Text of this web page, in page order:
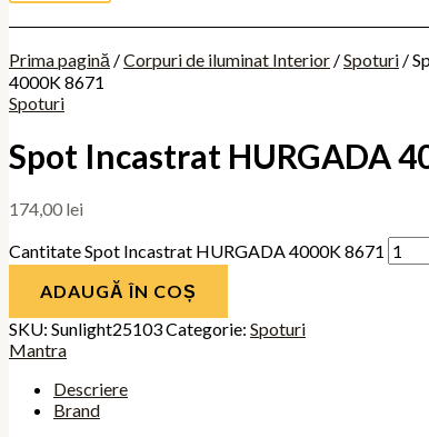
Prima pagină /Corpuri de iluminat Interior /Spoturi /
4000K 8671
Spoturi
Spot Incastrat HURGADA
174,00 lei
Cantitate Spot Incastrat HURGADA 4000K 8671
ADAUGĂ ÎN COȘ
SKU: Sunlight25103Categorie: Spoturi
Mantra
Descriere
Brand